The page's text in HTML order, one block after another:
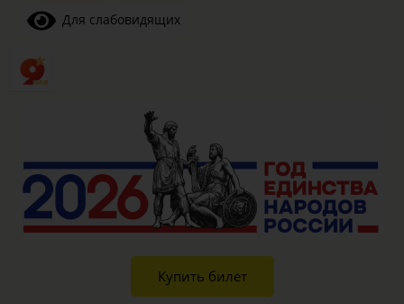
Для слабовидящих
Купить билет